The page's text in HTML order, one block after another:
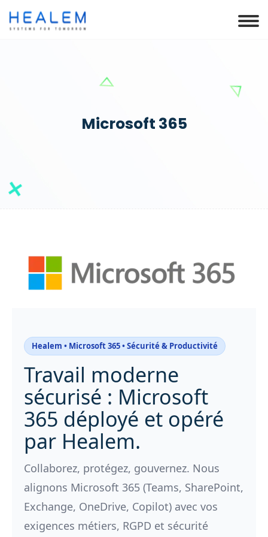
Microsoft 365
Healem • Microsoft 365 • Sécurité & Productivité
Travail moderne
sécurisé : Microsoft
365 déployé et opéré
par Healem.
Collaborez, protégez, gouvernez. Nous
alignons Microsoft 365 (Teams, SharePoint,
Exchange, OneDrive, Copilot) avec vos
exigences métiers, RGPD et sécurité